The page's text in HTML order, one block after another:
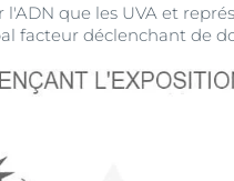
que les UVA et
facteur déclenchant de